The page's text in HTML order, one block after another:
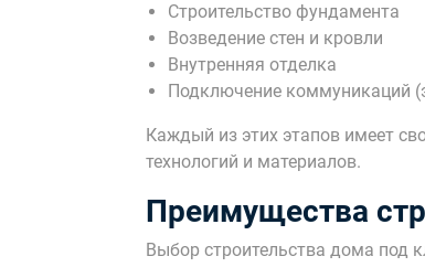
Строительство фундамента
Возведение стен и кровли
Внутренняя отделка
Подключение коммуникаций
Каждый из этих этапов имеет
технологий и материалов.
Преимущества
Выбор строительства дома под